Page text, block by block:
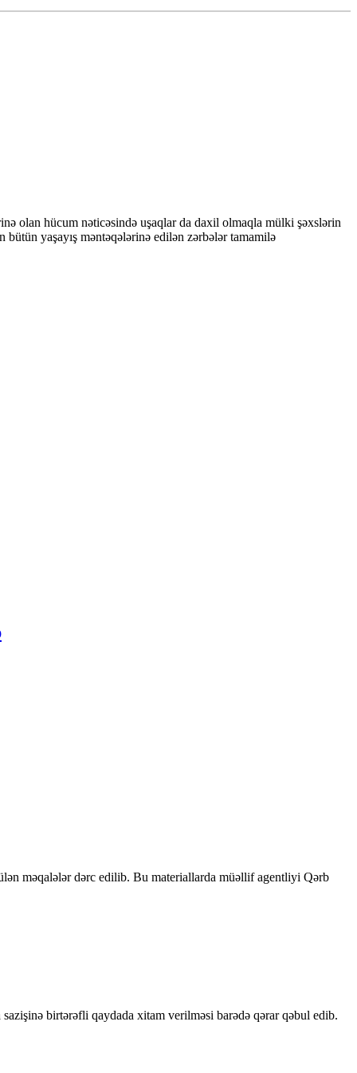
olan hücum nəticəsində uşaqlar da daxil olmaqla mülki şəxslərin
yaşayış məntəqələrinə edilən zərbələr tamamilə
məqalələr dərc edilib. Bu materiallarda müəllif agentliyi Qərb
birtərəfli qaydada xitam verilməsi barədə qərar qəbul edib.